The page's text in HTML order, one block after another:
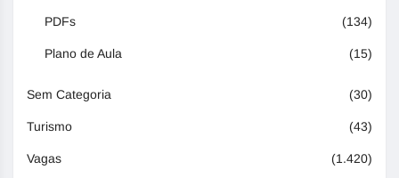
PDFs (134)
Plano de Aula (15)
Sem Categoria (30)
Turismo (43)
Vagas (1.420)